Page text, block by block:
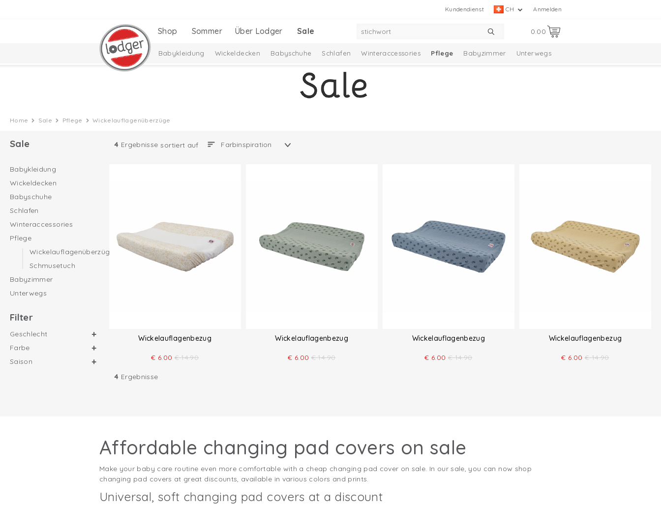
Anmelden
CH
Kundendienst
0.00
Shop Sommer Über Lodger Sale
Babykleidung Wickeldecken Babyschuhe Schlafen Winteraccessories Pflege Babyzimmer Unterwegs
Home Sale Pflege Wickelauflagenüberzüge
Sale
Babykleidung
Wickeldecken
Babyschuhe
Schlafen
Winteraccessories
Pflege
Wickelauflagenüberzüge
Schmusetuch
Babyzimmer
Unterwegs
Filter
Geschlecht
Farbe
Saison
4 Ergebnisse sortiert auf
Wickelauflagenbezug
€ 6.00 € 14.90
Wickelauflagenbezug
€ 6.00 € 14.90
Wickelauflagenbezug
€ 6.00 € 14.90
Wickelauflagenbezug
€ 6.00 € 14.90
4 Ergebnisse
Affordable changing pad covers on sale
Make your baby care routine even more comfortable with a cheap changing pad cover on sale. In our sale, you can now shop
changing pad covers at great discounts, available in various colors and prints.
Universal, soft changing pad covers at a discount